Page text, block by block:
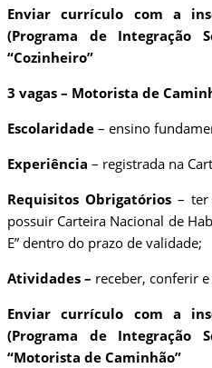
Enviar currículo com a
(Programa de Integração
“Cozinheiro”
3 vagas – Motorista de
Escolaridade – ensino
Experiência – registrada na
Requisitos Obrigatórios– ter
possuir Carteira Nacional de
E” dentro do prazo de validade;
Atividades – receber, conferir
Enviar currículo com a
(Programa de Integração
“Motorista de Caminhão”